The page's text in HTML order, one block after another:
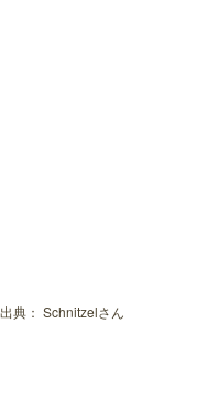
出典： Schnitzelさん